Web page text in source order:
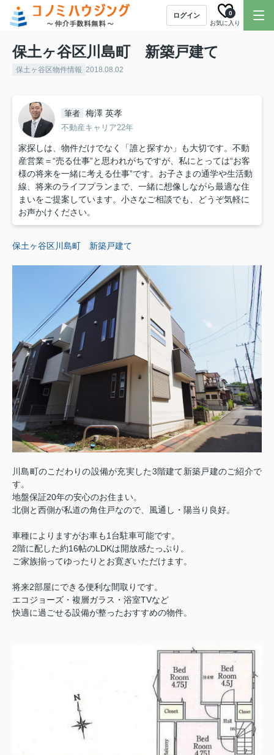
ログイン
お気に入り
0
保土ヶ谷区川島町 新築戸建て
保土ヶ谷区物件情報 2018.08.02
筆者 梅澤 英孝
不動産キャリア22年
家探しは、物件だけでなく「誰と探すか」も大切です。不動
産営業＝“売る仕事”と思われがちですが、私にとっては“お客
様の将来を一緒に考える仕事”です。お子さまの通学や生活動
線、将来のライフプランまで、一緒に想像しながら最適な住
まいをご提案しています。小さなご相談でも、どうぞ気軽に
お声かけください。
保土ヶ谷区川島町 新築戸建て
川島町のこだわりの設備が充実した3階建て新築戸建のご紹介で
す。
地盤保証20年の安心のお住まい。
北側と西側が私道の角住戸なので、風通し・陽当り良好。
車種によりますがお車も1台駐車可能です。
2階に配した約16帖のLDKは開放感たっぷり。
ご家族揃ってゆったりとお寛ぎいただけます。
将来2部屋にできる便利な間取りです。
エコジョーズ・複層ガラス・浴室TVなど
快適に過ごせる設備が整ったおすすめの物件。